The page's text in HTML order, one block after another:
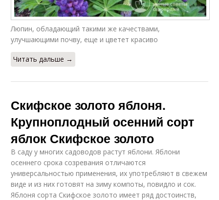
Люпин, обладающий такими же качествами,
улучшающими почву, еще и цветет красиво
Читать дальше →
Скифское золото яблоня.
Крупноплодный осенний сорт
яблок Скифское золото
В саду у многих садоводов растут яблони. Яблони
осеннего срока созревания отличаются
универсальностью применения, их употребляют в свежем
виде и из них готовят на зиму компоты, повидло и сок.
Яблоня сорта Скифское золото имеет ряд достоинств,